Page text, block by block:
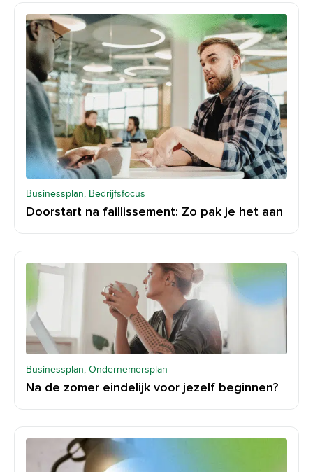
Businessplan, Bedrijfsfocus
Doorstart na faillissement: Zo pak je het aan
Businessplan, Ondernemersplan
Na de zomer eindelijk voor jezelf beginnen?